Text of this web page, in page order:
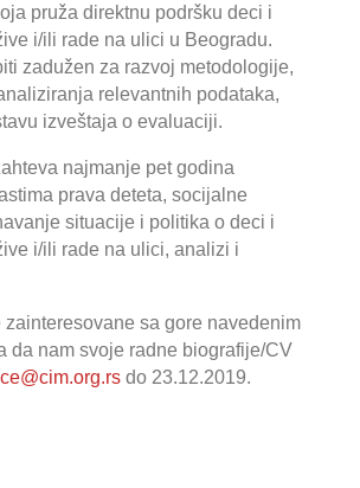
pruža direktnu podršku deci i
i/ili rade na ulici u Beogradu.
zadužen za razvoj metodologije,
relevantnih podataka,
izveštaja o evaluaciji.
najmanje pet godina
prava deteta, socijalne
situacije i politika o deci i
i/ili rade na ulici, analizi i
zainteresovane sa gore navedenim
da nam svoje radne biografije/CV
do 23.12.2019.